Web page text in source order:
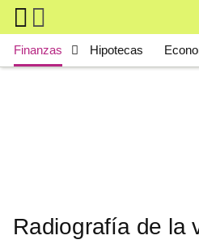
Skip to main content
Main navigation
Finanzas Hipotecas
Radiografía de la